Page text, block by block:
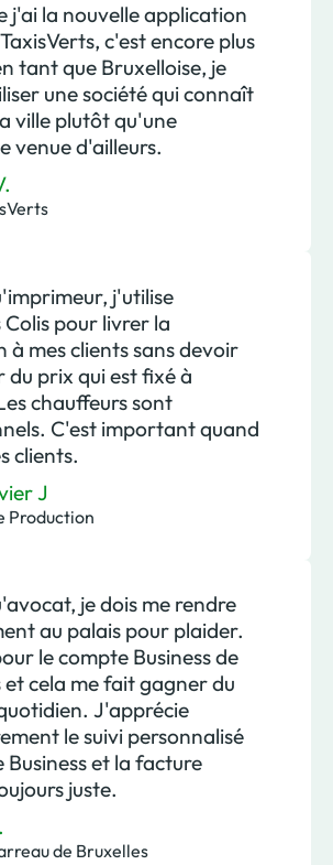
j'ai la nouvelle application
c'est encore plus
tant que Bruxelloise, je
une société qui connaît
ville plutôt qu'une
venue d'ailleurs.
j'utilise
Colis pour livrer la
à mes clients sans devoir
du prix qui est fixé à
chauffeurs sont
C'est important quand
clients.
J
Production
je dois me rendre
au palais pour plaider.
le compte Business de
et cela me fait gagner du
J'apprécie
le suivi personnalisé
Business et la facture
juste.
de Bruxelles